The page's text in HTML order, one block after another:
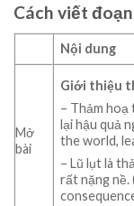
Cách viết
Nội dung
Mở
bài
Giới thiệu
– Thảm hoạ
lại hậu quả
the world,
– Lũ lụt là
rất nặng nề.